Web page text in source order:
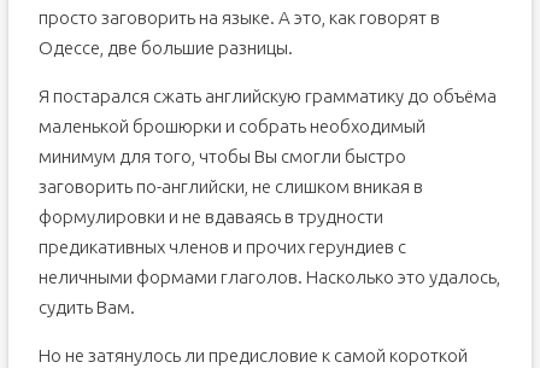
просто заговорить на языке. А это, как говорят в
Одессе, две большие разницы.
Я постарался сжать английскую грамматику до объёма
маленькой брошюрки и собрать необходимый
минимум для того, чтобы Вы смогли быстро
заговорить по-английски, не слишком вникая в
формулировки и не вдаваясь в трудности
предикативных членов и прочих герундиев с
неличными формами глаголов. Насколько это удалось,
судить Вам.
Но не затянулось ли предисловие к самой короткой